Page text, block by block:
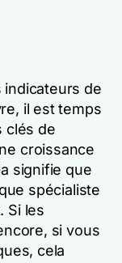
indicateurs de
il est temps
clés de
croissance
signifie que
spécialiste
Si les
si vous
cela